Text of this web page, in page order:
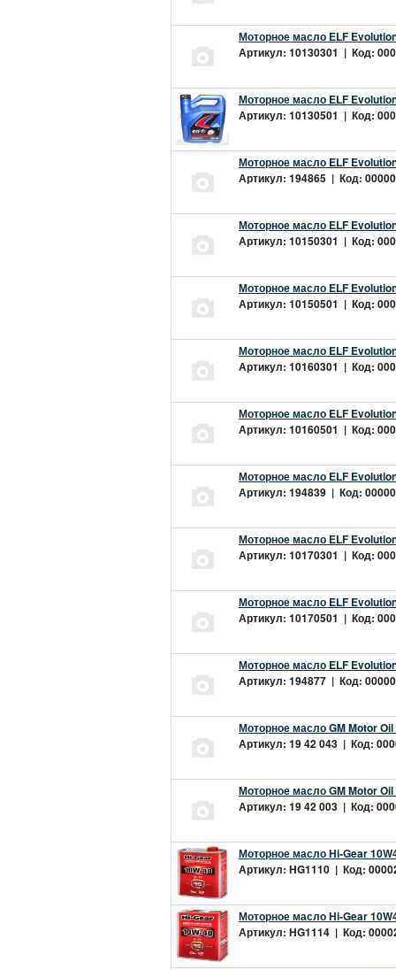
Моторное масло ELF
Артикул: 10130301 | Код:
Моторное масло ELF
Артикул: 10130501 | Код:
Моторное масло ELF
Артикул: 194865 | Код:
Моторное масло ELF
Артикул: 10150301 | Код:
Моторное масло ELF
Артикул: 10150501 | Код:
Моторное масло ELF
Артикул: 10160301 | Код:
Моторное масло ELF
Артикул: 10160501 | Код:
Моторное масло ELF
Артикул: 194839 | Код:
Моторное масло ELF
Артикул: 10170301 | Код:
Моторное масло ELF
Артикул: 10170501 | Код:
Моторное масло ELF
Артикул: 194877 | Код:
Моторное масло GM Motor Oil
Артикул: 19 42 043 | Код:
Моторное масло GM Motor
Артикул: 19 42 003 | Код:
Моторное масло Hi-Gear
Артикул: HG1110 | Код:
Моторное масло Hi-Gear
Артикул: HG1114 | Код: